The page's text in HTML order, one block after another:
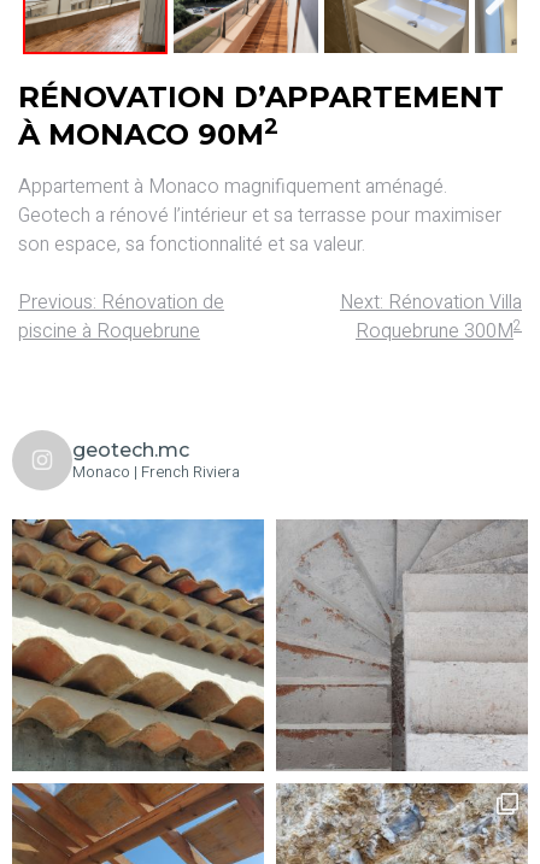
Next
RÉNOVATION D’APPARTEMENT
À MONACO 90M2
Appartement à Monaco magnifiquement aménagé.
Geotech a rénové l’intérieur et sa terrasse pour maximiser
son espace, sa fonctionnalité et sa valeur.
Previous:Rénovation de
piscine à Roquebrune
Next:Rénovation Villa
Roquebrune 300M2
geotech.mc
Monaco | French Riviera